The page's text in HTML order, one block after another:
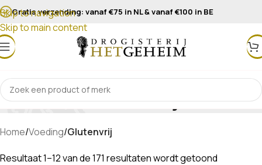
Skip to navigation
Skip to main content
Gratis verzending: vanaf €75 in NL & vanaf €100 in BE
Glutenvrij
Home/Voeding/Glutenvrij
Resultaat 1–12 van de 171 resultaten wordt getoond